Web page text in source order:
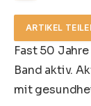
ARTIKEL
Fast 50
Band aktiv.
mit